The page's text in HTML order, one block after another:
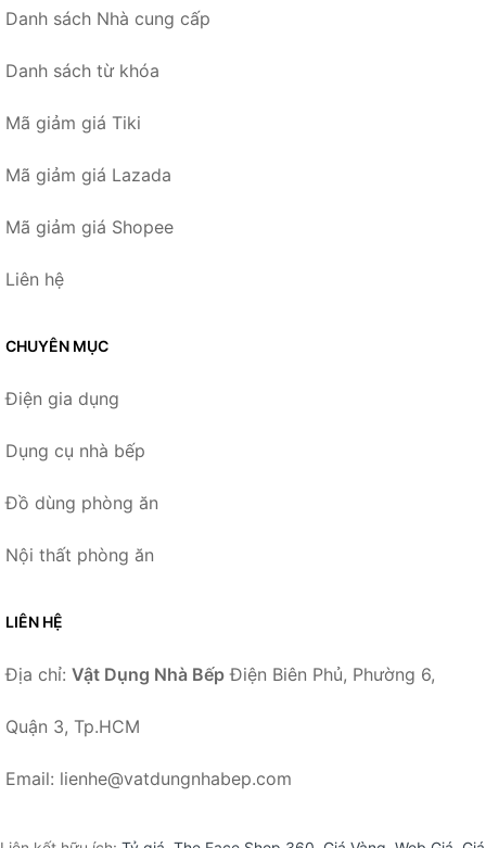
Danh sách Nhà cung cấp
Danh sách từ khóa
Mã giảm giá Tiki
Mã giảm giá Lazada
Mã giảm giá Shopee
Liên hệ
CHUYÊN MỤC
Điện gia dụng
Dụng cụ nhà bếp
Đồ dùng phòng ăn
Nội thất phòng ăn
LIÊN HỆ
Địa chỉ: Vật Dụng Nhà Bếp Điện Biên Phủ, Phường 6,
Quận 3, Tp.HCM
Email: lienhe@vatdungnhabep.com